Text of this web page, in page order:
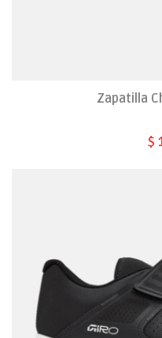
Zapatilla
$